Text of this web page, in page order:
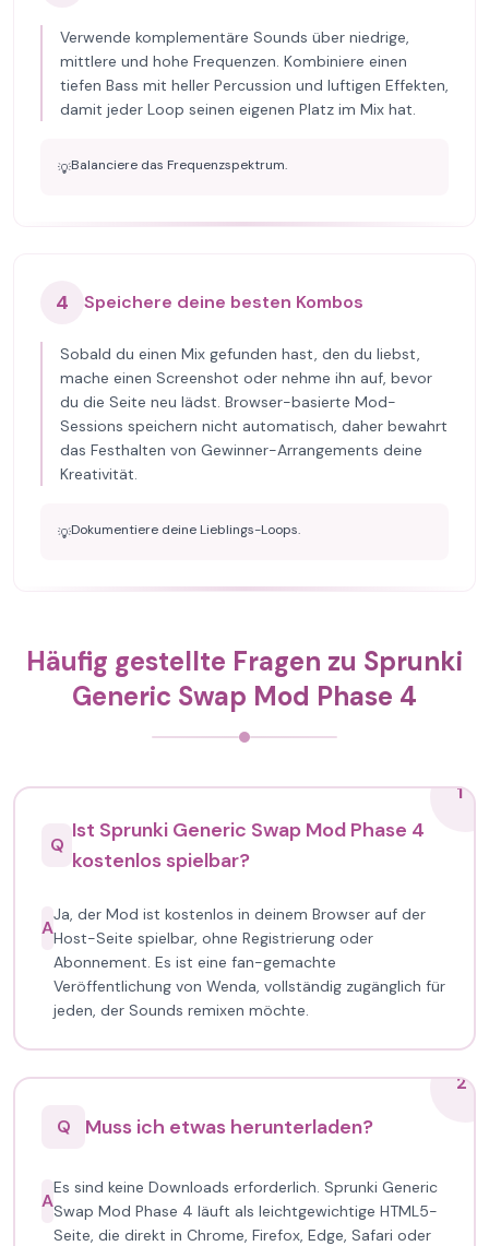
Verwende komplementäre Sounds über niedrige,
mittlere und hohe Frequenzen. Kombiniere einen
tiefen Bass mit heller Percussion und luftigen Effekten,
damit jeder Loop seinen eigenen Platz im Mix hat.
💡Balanciere das Frequenzspektrum.
4 Speichere deine besten Kombos
Sobald du einen Mix gefunden hast, den du liebst,
mache einen Screenshot oder nehme ihn auf, bevor
du die Seite neu lädst. Browser-basierte Mod-
Sessions speichern nicht automatisch, daher bewahrt
das Festhalten von Gewinner-Arrangements deine
Kreativität.
💡Dokumentiere deine Lieblings-Loops.
Häufig gestellte Fragen zu Sprunki
Generic Swap Mod Phase 4
1
Q
Ist Sprunki Generic Swap Mod Phase 4
kostenlos spielbar?
A
Ja, der Mod ist kostenlos in deinem Browser auf der
Host-Seite spielbar, ohne Registrierung oder
Abonnement. Es ist eine fan-gemachte
Veröffentlichung von Wenda, vollständig zugänglich für
jeden, der Sounds remixen möchte.
2
Q
Muss ich etwas herunterladen?
A
Es sind keine Downloads erforderlich. Sprunki Generic
Swap Mod Phase 4 läuft als leichtgewichtige HTML5-
Seite, die direkt in Chrome, Firefox, Edge, Safari oder